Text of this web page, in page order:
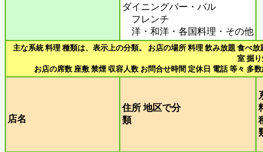
ダイニングバー・バル
フレンチ
洋・和洋・各国料理・その他
主な系統 料理 種類は、表示上の分類。 お店の場所 料理 飲み放題 食べ放
室 掘
お店の席数 座敷 禁煙 収容人数 お問合せ時間 定休日 電話 等々 多
店名
住所 地区で分
類